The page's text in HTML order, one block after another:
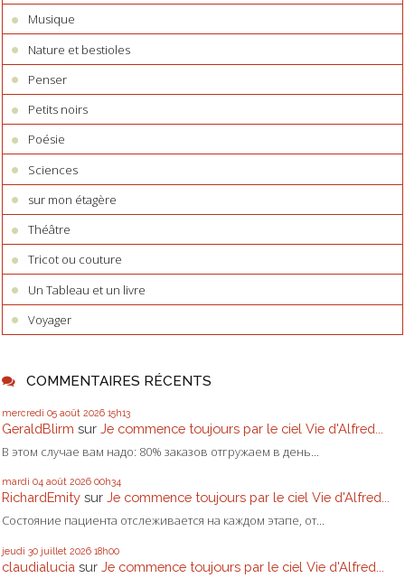
Musique
Nature et bestioles
Penser
Petits noirs
Poésie
Sciences
sur mon étagère
Théâtre
Tricot ou couture
Un Tableau et un livre
Voyager
COMMENTAIRES RÉCENTS
mercredi 05 août 2026 15h13
GeraldBlirm sur Je commence toujours par le ciel Vie d'Alfred...
В этом случае вам надо: 80% заказов отгружаем в день...
mardi 04 août 2026 00h34
RichardEmity sur Je commence toujours par le ciel Vie d'Alfred...
Состояние пациента отслеживается на каждом этапе, от...
jeudi 30 juillet 2026 18h00
claudialucia sur Je commence toujours par le ciel Vie d'Alfred...